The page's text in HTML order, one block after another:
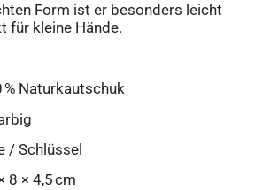
Form ist er besonders leicht
für kleine Hände.
% Naturkautschuk
/ Schlüssel
8 × 4,5 cm